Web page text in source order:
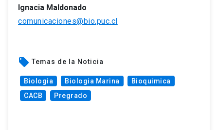
Ignacia Maldonado
comunicaciones@bio.puc.cl
local_offer Temas de la Noticia
Biologia Biologia Marina
Bioquimica
CACB
Pregrado